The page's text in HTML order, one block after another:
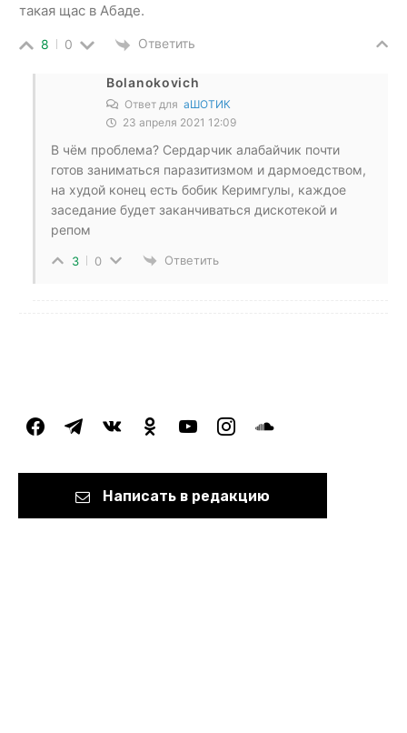
такая щас в Абаде.
8 0 Ответить
Bolanokovich
Ответ для аШОТИК
23 апреля 2021 12:09
В чём проблема? Сердарчик алабайчик почти
готов заниматься паразитизмом и дармоедством,
на худой конец есть бобик Керимгулы, каждое
заседание будет заканчиваться дискотекой и
репом
3 0 Ответить
facebooktelegramvkontakteodnoklassniki
youtubeinstagramsoundcloud
Написать в редакцию